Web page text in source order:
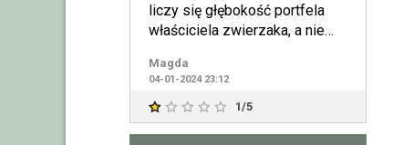
liczy się głębokość portfela
właściciela zwierzaka, a nie
Magda
04-01-2024 23:12
1/5